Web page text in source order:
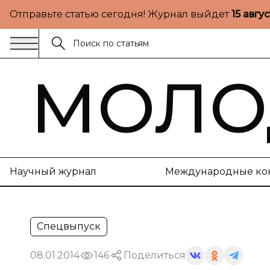
Отправьте статью сегодня! Журнал выйдет15
Научный журнал Международные
Спецвыпуск
08.01.2014 146 Поделиться